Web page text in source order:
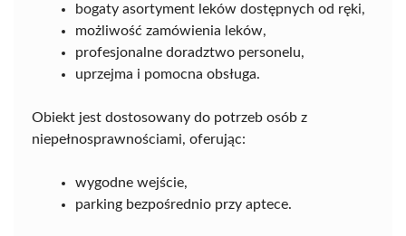
bogaty asortyment leków dostępnych od ręki,
możliwość zamówienia leków,
profesjonalne doradztwo personelu,
uprzejma i pomocna obsługa.
Obiekt jest dostosowany do potrzeb osób z
niepełnosprawnościami, oferując:
wygodne wejście,
parking bezpośrednio przy aptece.